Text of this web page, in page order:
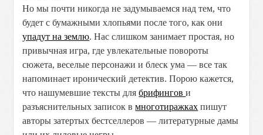
Но мы почти никогда не задумываемся над тем, что
будет с бумажными хлопьями после того, как они
упадут на землю. Нас слишком занимает простая, но
привычная игра, где увлекательные повороты
сюжета, веселые персонажи и блеск ума — все так
напоминает иронический детектив. Порою кажется,
что нашумевшие тексты длябрифингови
разъяснительных записок вмноготиражках пишут
авторы затертых бестселлеров — литературные дамы